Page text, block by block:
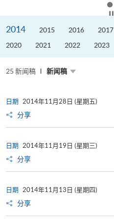
学
出
2026
粤
港
高
十
周
年
年
会
长
坛
2014 2015 2016 2017
2020
2021 2022 2023
25 新闻稿 新闻稿
日期 2014年11月28日 (星期五)
分享
日期 2014年11月19日 (星期三)
分享
日期 2014年11月13日 (星期四)
分享